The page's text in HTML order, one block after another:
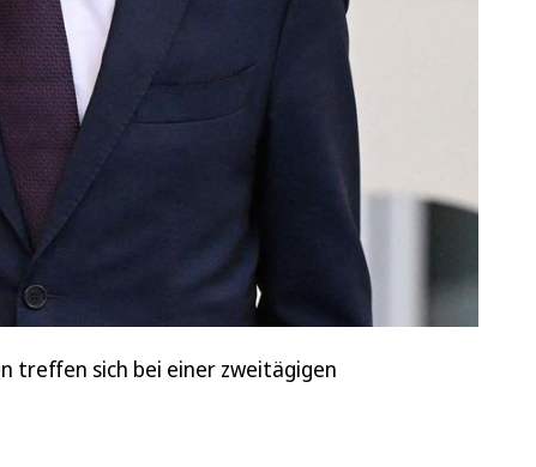
treffen sich bei einer zweitägigen